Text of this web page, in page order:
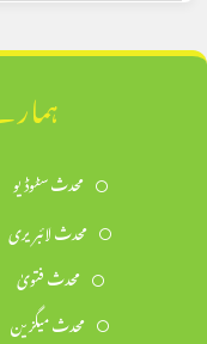
محدث سٹوڈیو
محدث لائبریری
محدث فتویٰ
محدث میگزین